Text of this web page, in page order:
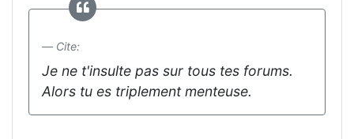
Cite:
Je ne t'insulte pas sur tous tes forums.
Alors tu es triplement menteuse.